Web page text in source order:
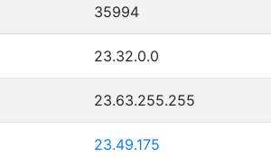
35994
23.32.0.0
23.63.255.255
23.49.175